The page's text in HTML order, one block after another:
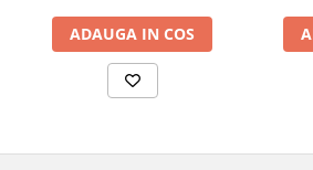
Multiboard & Accessorii
Multimedia
Foto & Video
ADAUGA IN COS